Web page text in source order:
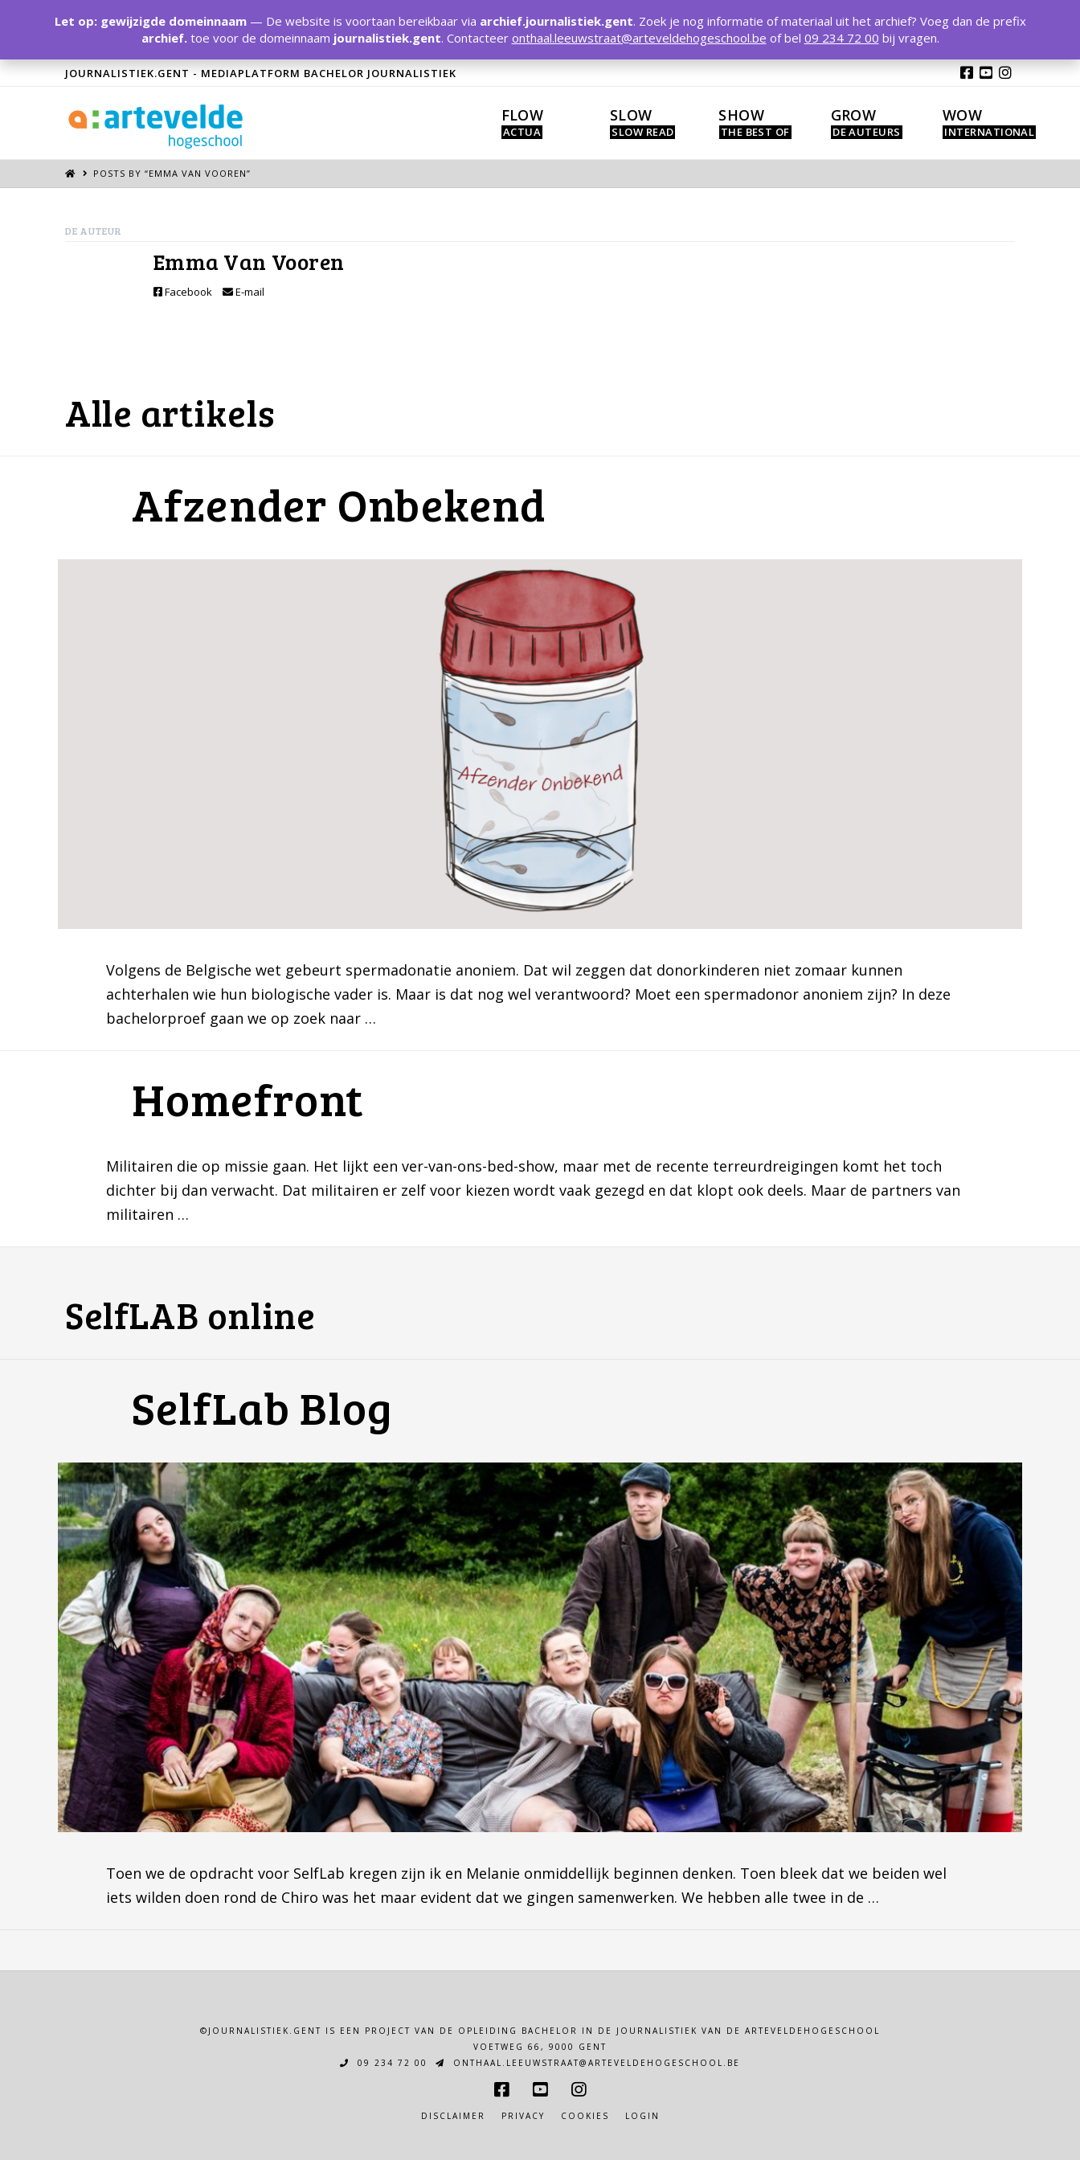
JOURNALISTIEK.GENT - MEDIAPLATFORM BACHELOR JOURNALISTIEK
FLOW SLOW SHOW GROW WOW
POSTS BY “EMMA VAN VOOREN”
DE AUTEUR
Emma Van Vooren
Facebook E-mail
Alle artikels
Afzender Onbekend
Volgens de Belgische wet gebeurt spermadonatie anoniem. Dat wil zeggen dat donorkinderen niet zomaar kunnen
achterhalen wie hun biologische vader is. Maar is dat nog wel verantwoord? Moet een spermadonor anoniem zijn? In deze
bachelorproef gaan we op zoek naar …
Homefront
Militairen die op missie gaan. Het lijkt een ver-van-ons-bed-show, maar met de recente terreurdreigingen komt het toch
dichter bij dan verwacht. Dat militairen er zelf voor kiezen wordt vaak gezegd en dat klopt ook deels. Maar de partners van
militairen …
SelfLAB online
SelfLab Blog
Toen we de opdracht voor SelfLab kregen zijn ik en Melanie onmiddellijk beginnen denken. Toen bleek dat we beiden wel
iets wilden doen rond de Chiro was het maar evident dat we gingen samenwerken. We hebben alle twee in de …
©JOURNALISTIEK.GENT IS EEN PROJECT VAN DE OPLEIDING BACHELOR IN DE JOURNALISTIEK VAN DE ARTEVELDEHOGESCHOOL
VOETWEG 66, 9000 GENT
09 234 72 00
ONTHAAL.LEEUWSTRAAT@ARTEVELDEHOGESCHOOL.BE
DISCLAIMER PRIVACY COOKIES LOGIN
Let op: gewijzigde domeinnaam— De website is voortaan bereikbaar via archief.journalistiek.gent. Zoek je nog informatie of materiaal uit het archief? Voeg dan de prefix
archief.toe voor de domeinnaam journalistiek.gent. Contacteer onthaal.leeuwstraat@arteveldehogeschool.be of bel 09 234 72 00 bij vragen.